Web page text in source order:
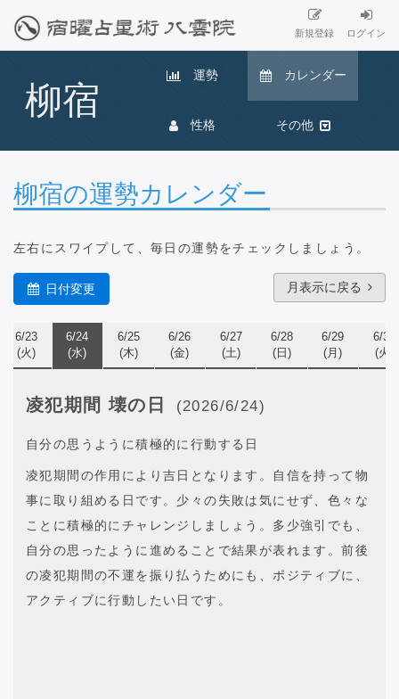
新規登録 ログイン
柳宿
運勢 カレンダー
性格 その他
柳宿の運勢カレンダー
左右にスワイプ して、毎日の運勢をチェックしましょう。
日付変更 月表示に戻る
6/23
(火)
6/24
(水)
6/25
(木)
6/26
(金)
6/27
(土)
6/28
(日)
6/29
(月)
6/30
(火)
凌犯期間 壊の日 (2026/6/24)
自分の思うように積極的に行動する日
凌犯期間の作用により吉日となります。自信を持って物
事に取り組める日です。少々の失敗は気にせず、色々な
ことに積極的にチャレンジしましょう。多少強引でも、
自分の思ったように進めることで結果が表れます。前後
の凌犯期間の不運を振り払うためにも、ポジティブに、
アクティブに行動したい日です。